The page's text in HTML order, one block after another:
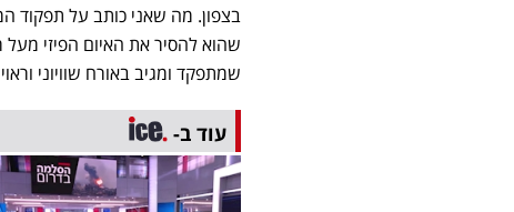
בצפון. מה שאני כותב על תפקוד
שהוא להסיר את האיום הפיזי מעל
שמתפקד ומגיב באורח שוויוני
עוד ב-